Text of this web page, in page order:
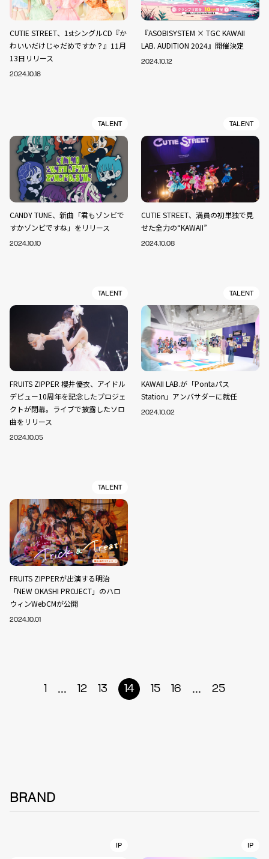
CUTIE STREET、1stシングルCD『か
わいいだけじゃだめですか？』11月
13日リリース
2024.10.16
『ASOBISYSTEM × TGC KAWAII
LAB. AUDITION 2024』開催決定
2024.10.12
TALENT
CANDY TUNE、新曲「君もゾンビで
すかゾンビですね」をリリース
2024.10.10
TALENT
CUTIE STREET、満員の初単独で見
せた全力の“KAWAII”
2024.10.08
TALENT
FRUITS ZIPPER 櫻井優衣、アイドル
デビュー10周年を記念したプロジェ
クトが閉幕。ライブで披露したソロ
曲をリリース
2024.10.05
TALENT
KAWAII LAB.が「Pontaパス
Station」アンバサダーに就任
2024.10.02
TALENT
FRUITS ZIPPERが出演する明治
「NEW OKASHI PROJECT」のハロ
ウィンWebCMが公開
2024.10.01
1 ... 12 13 14 15 16 ... 25
BRAND
IP IP